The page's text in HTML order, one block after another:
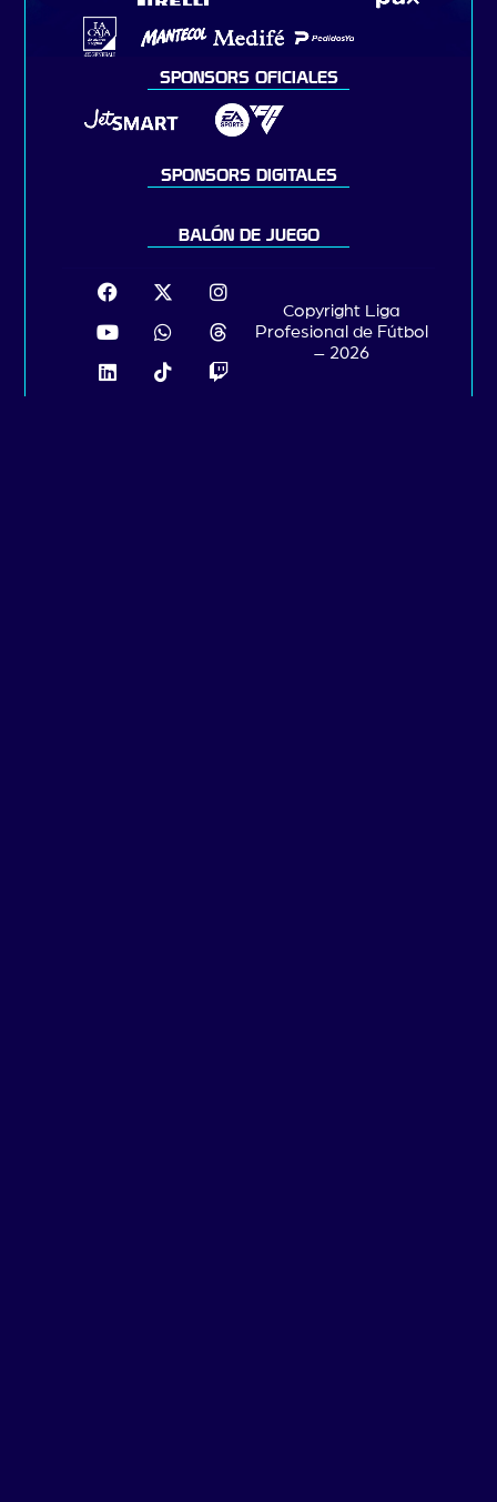
SPONSORS OFICIALES
SPONSORS DIGITALES
BALÓN DE JUEGO
Copyright Liga
Profesional de Fútbol
– 2026